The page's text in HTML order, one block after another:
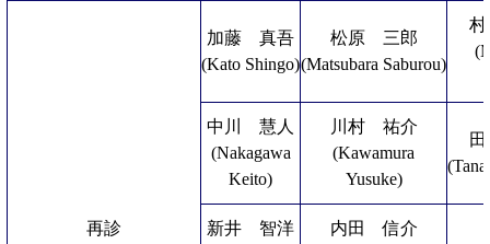
再診
加藤 真吾
(Kato Shingo)
松原 三郎
(Matsubara Saburou)
中川 慧人
(Nakagawa
Keito)
川村 祐介
(Kawamura
Yusuke)
新井 智洋
内田 信介